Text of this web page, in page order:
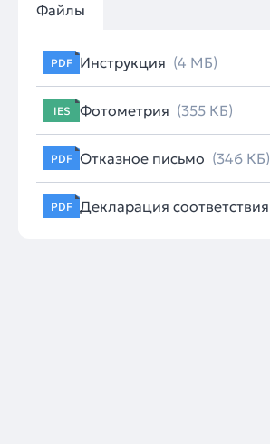
Файлы
PDF Инструкция (4 МБ)
IES Фотометрия (355 КБ)
PDF Отказное письмо (346 КБ)
PDF Декларация соответствия